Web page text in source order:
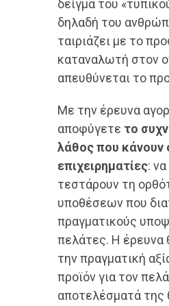
δείγμα του
δηλαδή του
ταιριάζει με το
καταναλωτή στον
απευθύνεται το
Με την έρευνα
αποφύγετε το
λάθος που κάνουν
επιχειρηματίες:
τεστάρουν τη
υποθέσεων που
πραγματικούς
πελάτες. Η έρευνα
την πραγματική
προϊόν για τον
αποτελέσματά της